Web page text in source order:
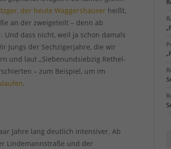
der heute Waggershauser heißt,
an der zweigeteilt – denn ab
Und dass nicht, weil ja schon damals
Jungs der Sechzigerjahre, die wir
und laut „Siebenundsiebzig Rethel-
– zum Beispiel, um im
.
Jahre lang deutlich intensiver. Ab
Lindemannstraße und der